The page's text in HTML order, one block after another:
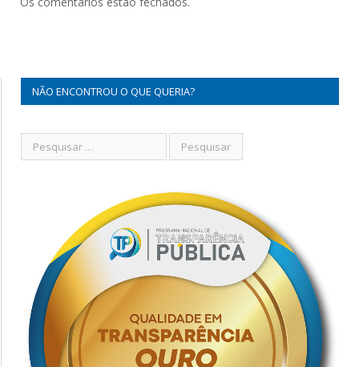
NÃO ENCONTROU O QUE QUERIA?